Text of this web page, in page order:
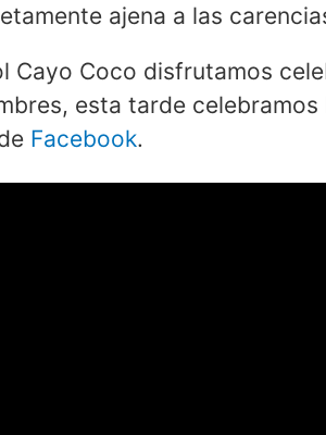
ajena a las
Cayo Coco disfrutamos
esta tarde celebramos
Facebook.